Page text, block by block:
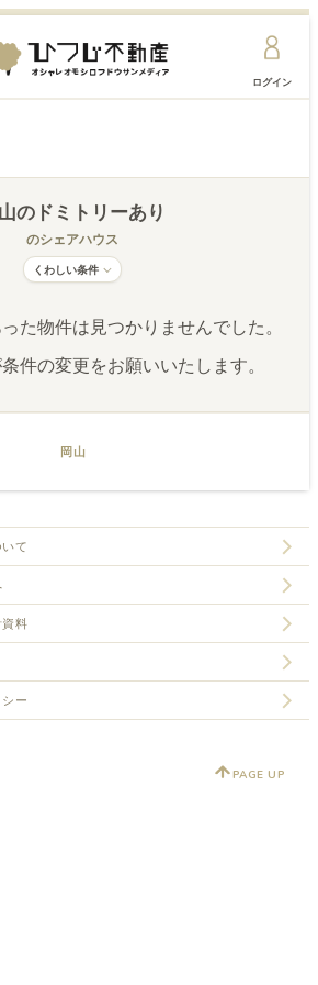
ログイン
のドミトリーあり
のシェアハウス
くわしい条件
た物件は見つかりませんでした。
件の変更をお願いいたします。
岡山
て
資料
ー
PAGE UP